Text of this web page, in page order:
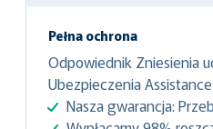
Pełna ochrona
Odpowiednik Zniesienia
Ubezpieczenia
Nasza gwarancja: